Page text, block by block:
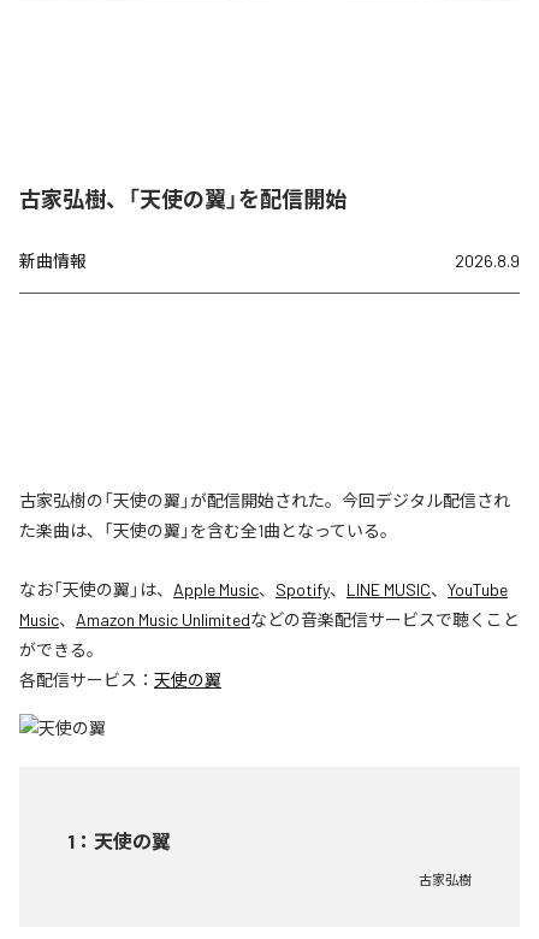
古家弘樹、「天使の翼」を配信開始
新曲情報 2026.8.9
古家弘樹の「天使の翼」が配信開始された。今回デジタル配信され
た楽曲は、「天使の翼」を含む全1曲となっている。
なお「天使の翼 」は、 Apple Music、 Spotify、 LINE MUSIC、 YouTube
Music、 Amazon Music Unlimitedなどの音楽配信サービスで聴くこと
ができる。
各配信サービス： 天使の翼
1 ： 天使の翼
古家弘樹